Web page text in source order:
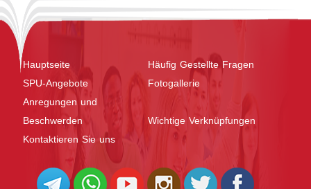
Hauptseite
Häufig Gestellte Fragen
SPU-Angebote
Fotogallerie
Anregungen und
Beschwerden
Wichtige Verknüpfungen
Kontaktieren Sie uns